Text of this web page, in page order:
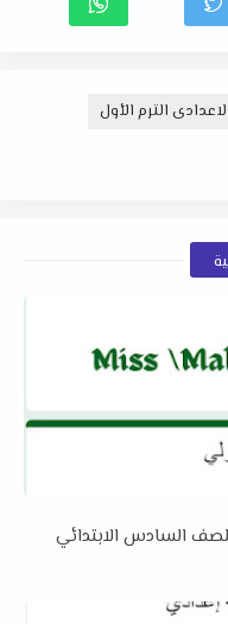
الترم الأول
للصف السادس الابتدائي